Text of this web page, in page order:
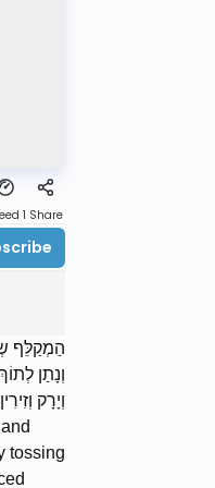
1 Share
הַמְקַלֵּף
וְנָתַן
וְיָרָק
tossing